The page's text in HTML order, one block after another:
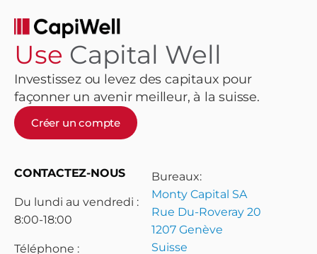
Use Capital Well
Investissez ou levez des capitaux pour
façonner un avenir meilleur, à la suisse.
Créer un compte
CONTACTEZ-NOUS
Du lundi au vendredi :
8:00-18:00
Téléphone :
Bureaux:
Monty Capital SA
Rue Du-Roveray 20
1207 Genève
Suisse